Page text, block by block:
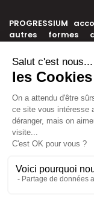
PROGRESSIUM
autres formes
développement,
NOUS CONTACTER
+33 6 99 39 91 46
56 rue de la
LIENS